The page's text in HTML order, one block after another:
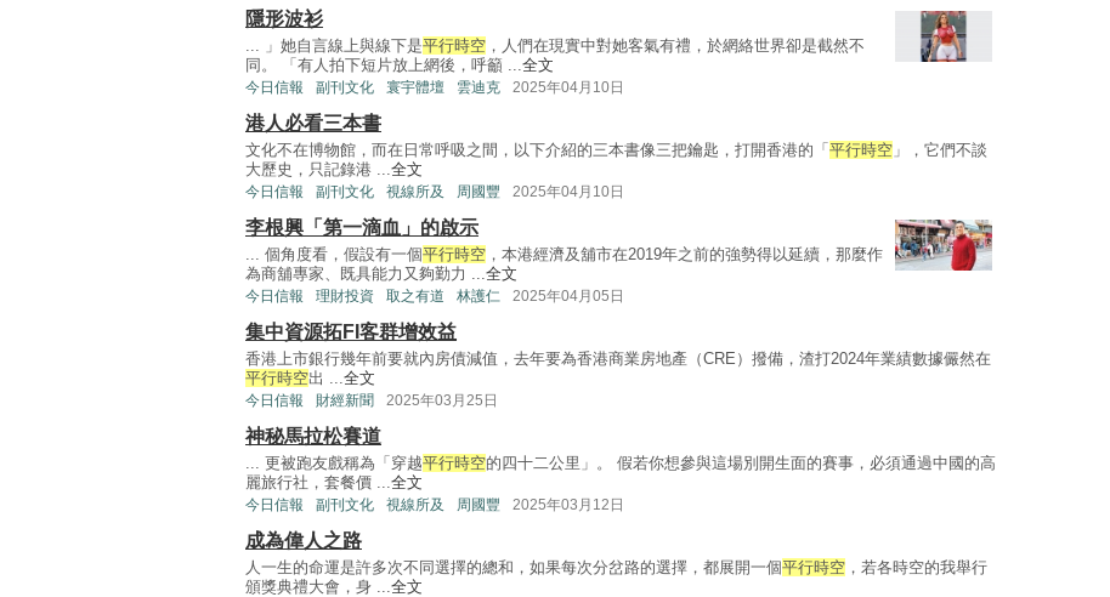
隱形波衫
... 」她自言線上與線下是平行時空 ，人們在現實中對她客氣有禮，於網絡世界卻是截然不
同。 「有人拍下短片放上網後，呼籲 ...全文
今日信報 副刊文化 寰宇體壇 雲迪克 2025年04月10日
港人必看三本書
文化不在博物館，而在日常呼吸之間，以下介紹的三本書像三把鑰匙，打開香港的「 平行時空 」，它們不談
大歷史，只記錄港 ...全文
今日信報 副刊文化 視線所及 周國豐 2025年04月10日
李根興「第一滴血」的啟示
... 個角度看，假設有一個平行時空 ，本港經濟及舖市在2019年之前的強勢得以延續，那麼作
為商舖專家、既具能力又夠勤力 ...全文
今日信報 理財投資 取之有道 林護仁 2025年04月05日
集中資源拓FI客群增效益
香港上市銀行幾年前要就內房債減值，去年要為香港商業房地產（CRE）撥備，渣打2024年業績數據儼然在
平行時空出 ...全文
今日信報 財經新聞 2025年03月25日
神秘馬拉松賽道
... 更被跑友戲稱為「穿越平行時空的四十二公里」。 假若你想參與這場別開生面的賽事，必須通過中國的高
麗旅行社，套餐價 ...全文
今日信報 副刊文化 視線所及 周國豐 2025年03月12日
成為偉人之路
人一生的命運是許多次不同選擇的總和，如果每次分岔路的選擇，都展開一個平行時空 ，若各時空的我舉行
頒獎典禮大會，身 ...全文